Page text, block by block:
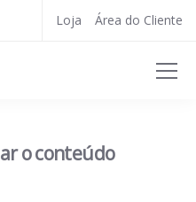
Loja Área do Cliente
o conteúdo